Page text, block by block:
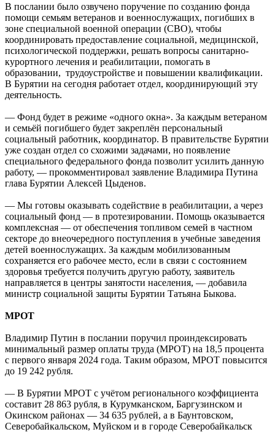
В послании было озвучено поручение по созданию фонда
помощи семьям ветеранов и военнослужащих, погибших в
зоне специальной военной операции (СВО), чтобы
координировать предоставление социальной, медицинской,
психологической поддержки, решать вопросы санитарно-
курортного лечения и реабилитации, помогать в
образовании, трудоустройстве и повышении квалификации.
В Бурятии на сегодня работает отдел, координирующий эту
деятельность.
— Фонд будет в режиме «одного окна». За каждым ветераном
и семьёй погибшего будет закреплён персональный
социальный работник, координатор. В правительстве Бурятии
уже создан отдел со схожими задачами, но появление
специального федерального фонда позволит усилить данную
работу, — прокомментировал заявление Владимира Путина
глава Бурятии Алексей Цыденов.
— Мы готовы оказывать содействие в реабилитации, а через
социальный фонд — в протезировании. Помощь оказывается
комплексная — от обеспечения топливом семей в частном
секторе до внеочередного поступления в учебные заведения
детей военнослужащих. За каждым мобилизованным
сохраняется его рабочее место, если в связи с состоянием
здоровья требуется получить другую работу, заявитель
направляется в центры занятости населения, — добавила
министр социальной защиты Бурятии Татьяна Быкова.
МРОТ
Владимир Путин в послании поручил проиндексировать
минимальный размер оплаты труда (МРОТ) на 18,5 процента
с первого января 2024 года. Таким образом, МРОТ повысится
до 19 242 рубля.
— В Бурятии МРОТ с учётом регионального коэффициента
составит 28 863 рубля, в Курумканском, Баргузинском и
Окинском районах — 34 635 рублей, а в Баунтовском,
Северобайкальском, Муйском и в городе Северобайкальск